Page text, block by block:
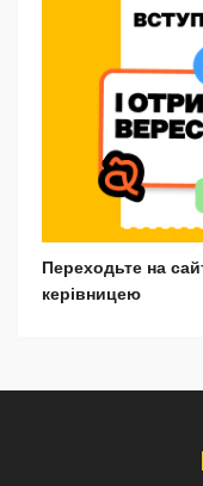
Переходьте на
керівницею